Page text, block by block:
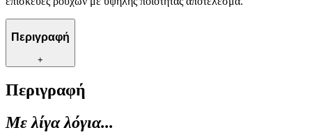
Περιγραφή
+
Περιγραφή
Με λίγα λόγια...